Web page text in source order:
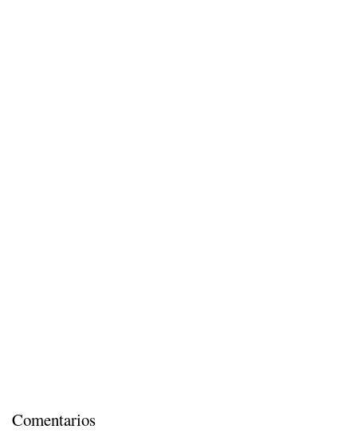
Comentarios